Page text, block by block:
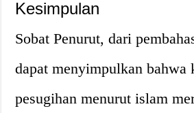
Kesimpulan
Sobat Penurut, dari
dapat menyimpulkan bahwa
pesugihan menurut islam